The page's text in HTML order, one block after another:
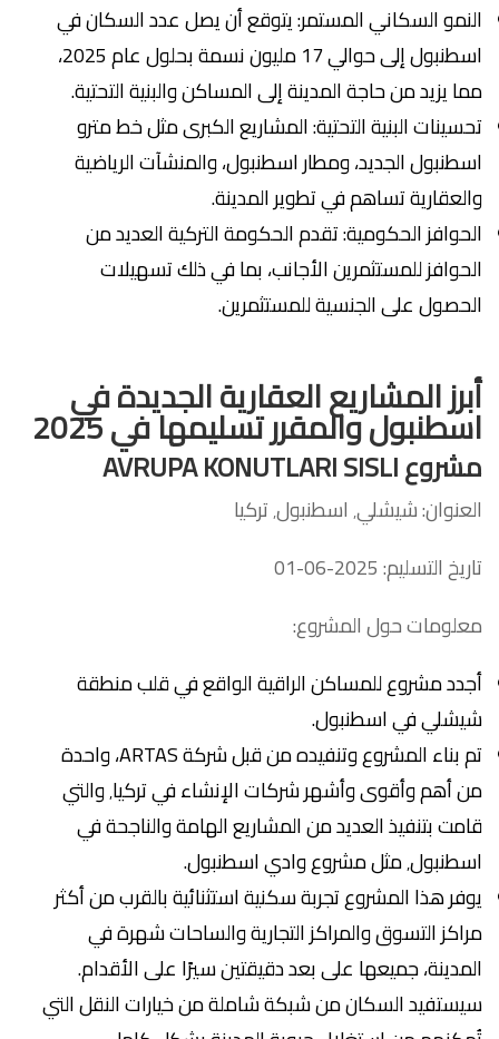
النمو السكاني المستمر: يتوقع أن يصل عدد السكان في
اسطنبول إلى حوالي 17 مليون نسمة بحلول عام 2025،
مما يزيد من حاجة المدينة إلى المساكن والبنية التحتية.
تحسينات البنية التحتية: المشاريع الكبرى مثل خط مترو
اسطنبول الجديد، ومطار اسطنبول، والمنشآت الرياضية
والعقارية تساهم في تطوير المدينة.
الحوافز الحكومية: تقدم الحكومة التركية العديد من
الحوافز للمستثمرين الأجانب، بما في ذلك تسهيلات
الحصول على الجنسية للمستثمرين.
أبرز المشاريع العقارية الجديدة في
اسطنبول والمقرر تسليمها في 2025
مشروع
العنوان: شيشلي٬ اسطنبول٬ تركيا
تاريخ التسليم: 2025-06-01
معلومات حول المشروع:
أجدد مشروع للمساكن الراقية الواقع في قلب منطقة
شيشلي في اسطنبول.
تم بناء المشروع وتنفيده من قبل شركة ARTAS، واحدة
من أهم وأقوى وأشهر شركات الإنشاء في تركيا٬ والتي
قامت بتنفيذ العديد من المشاريع الهامة والناجحة في
اسطنبول٬ مثل مشروع وادي اسطنبول.
يوفر هذا المشروع تجربة سكنية استثنائية بالقرب من أكثر
مراكز التسوق والمراكز التجارية والساحات شهرة في
المدينة، جميعها على بعد دقيقتين سيرًا على الأقدام.
سيستفيد السكان من شبكة شاملة من خيارات النقل التي